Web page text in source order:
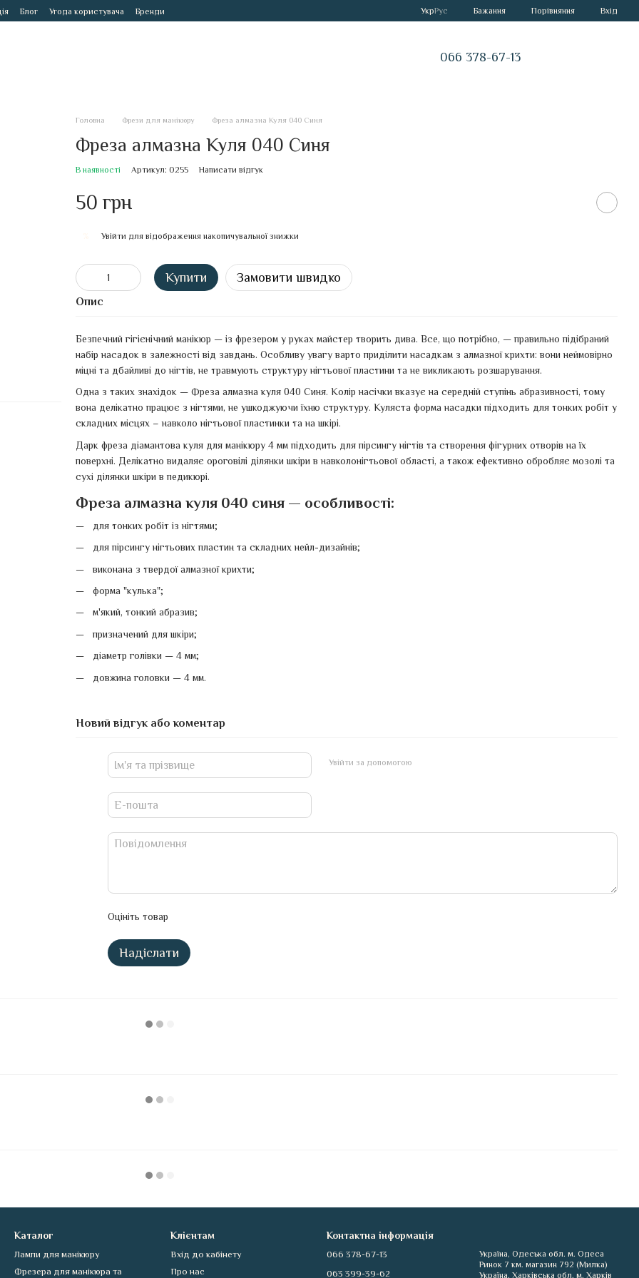
Блог Угода користувача Бренди УкрРус Бажання Порівняння Вхід
066 378-67-13
Головна Фрези для манікюру Фреза алмазна Куля 040 Синя
Фреза алмазна Куля 040 Синя
В наявності Артикул: 0255 Написати відгук
50 грн
Увійти для відображення накопичувальної знижки
Купити Замовити швидко
Опис
Безпечний гігієнічний манікюр — із фрезером у руках майстер творить дива. Все, що потрібно, — правильно підібраний
набір насадок в залежності від завдань. Особливу увагу варто приділити насадкам з алмазної крихти: вони неймовірно
міцні та дбайливі до нігтів, не травмують структуру нігтьової пластини та не викликають розшарування.
Одна з таких знахідок — Фреза алмазна куля 040 Синя. Колір насічки вказує на середній ступінь абразивності, тому
вона делікатно працює з нігтями, не ушкоджуючи їхню структуру. Куляста форма насадки підходить для тонких робіт у
складних місцях – навколо нігтьової пластинки та на шкірі.
Дарк фреза діамантова куля для манікюру 4 мм підходить для пірсингу нігтів та створення фігурних отворів на їх
поверхні. Делікатно видаляє ороговілі ділянки шкіри в навколонігтьової області, а також ефективно обробляє мозолі та
сухі ділянки шкіри в педикюрі.
Фреза алмазна куля 040 синя — особливості:
для тонких робіт із нігтями;
для пірсингу нігтьових пластин та складних нейл-дизайнів;
виконана з твердої алмазної крихти;
форма "кулька";
м'який, тонкий абразив;
призначений для шкіри;
діаметр голівки — 4 мм;
довжина головки — 4 мм.
Новий відгук або коментар
Увійти за допомогою
Оцініть товар
Надіслати
Каталог
Лампи для манікюру
Фрезера для манікюра та
Клієнтам
Вхід до кабінету
Про нас
Контактна інформація
066 378-67-13
063 399-39-62
Україна, Одеська обл. м. Одеса
Ринок 7 км. магазин 792 (Милка)
Україна, Харківська обл. м. Харків